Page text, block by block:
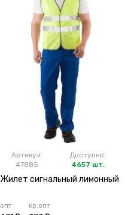
Артикул:
47885
Доступно:
4657 шт.
Жилет сигнальный лимонный
опт кр.опт